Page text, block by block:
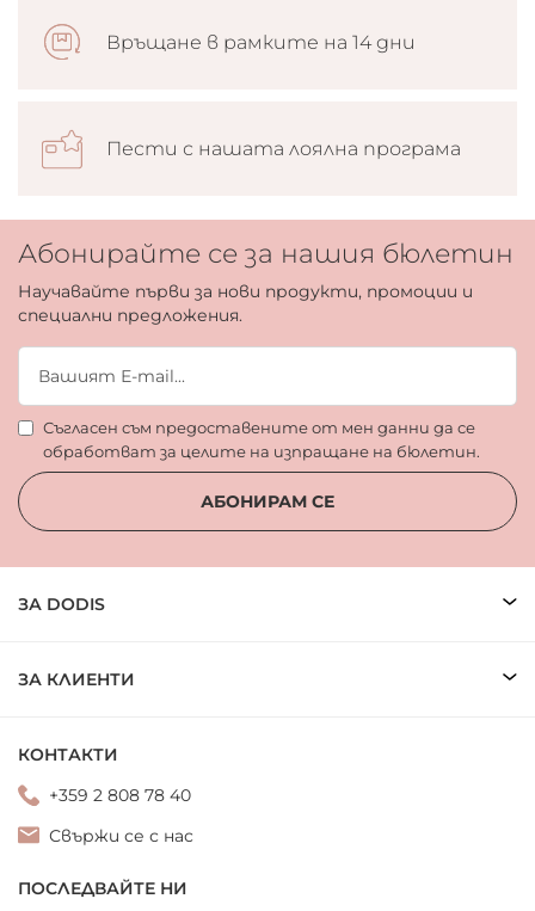
Връщане в рамките на 14 дни
Пести с нашата лоялна програма
Абонирайте се за нашия бюлетин
Научавайте първи за нови продукти, промоции и
специални предложения.
Съгласен съм предоставените от мен данни да се
обработват за целите на изпращане на бюлетин.
АБОНИРАМ СЕ
ЗА DODIS
ЗА КЛИЕНТИ
КОНТАКТИ
+359 2 808 78 40
Свържи се с нас
ПОСЛЕДВАЙТЕ НИ